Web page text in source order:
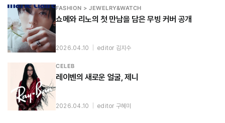
FASHION > JEWELRY&WATCH
쇼메와 리노의 첫 만남을 담은 무빙 커버 공개
2026.04.10 editor 김지수
CELEB
레이벤의 새로운 얼굴, 제니
2026.04.10 editor 구혜미